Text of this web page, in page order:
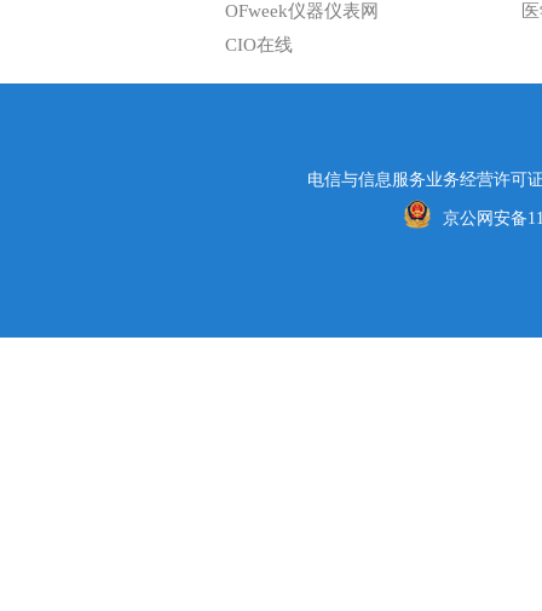
OFweek仪器仪表网
CIO在线
电信与信息服务业务经营许可
京公网安备